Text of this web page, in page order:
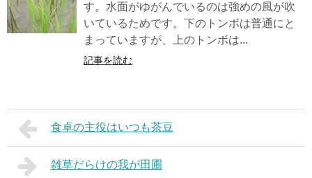
す。水面がゆがんでいるのは強めの風が吹
いているためです。下のトンボは普通にと
まっていますが、上のトンボは...
記事を読む
食卓の主役はいつも茶豆
雑草だらけの我が田圃